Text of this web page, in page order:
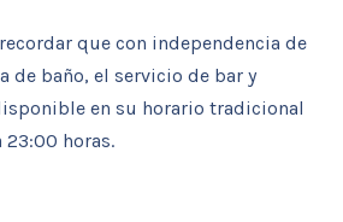
que con independencia de
de baño, el servicio de bar y
en su horario tradicional
23:00 horas.